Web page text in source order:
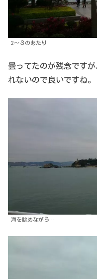
2～３のあたり
曇ってたのが残念です
れないので良いですね。
海を眺めながら…